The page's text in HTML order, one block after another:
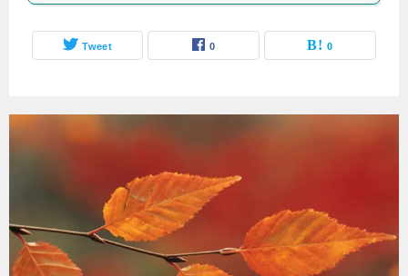
Tweet 0 0